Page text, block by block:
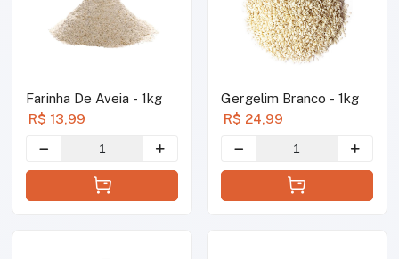
Farinha De Aveia - 1kg
R$ 13,99
Gergelim Branco - 1kg
R$ 24,99